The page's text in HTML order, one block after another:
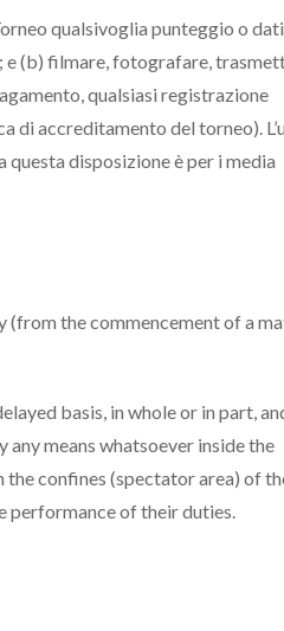
qualsivoglia punteggio o dati
e (b) filmare, fotografare,
qualsiasi registrazione
di accreditamento del torneo).
disposizione è per i media
(from the commencement of a
basis, in whole or in part,
means whatsoever inside the
confines (spectator area) of
performance of their duties.